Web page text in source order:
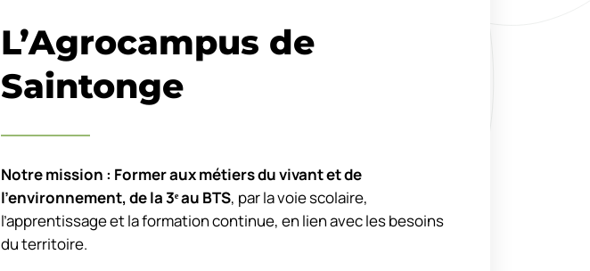
L’Agrocampus de
Saintonge
Notre mission : Former aux métiers du vivant et de
l’environnement, de la 3ᵉau BTS, par la voie scolaire,
l’apprentissage et la formation continue, en lien avec les besoins
du territoire.